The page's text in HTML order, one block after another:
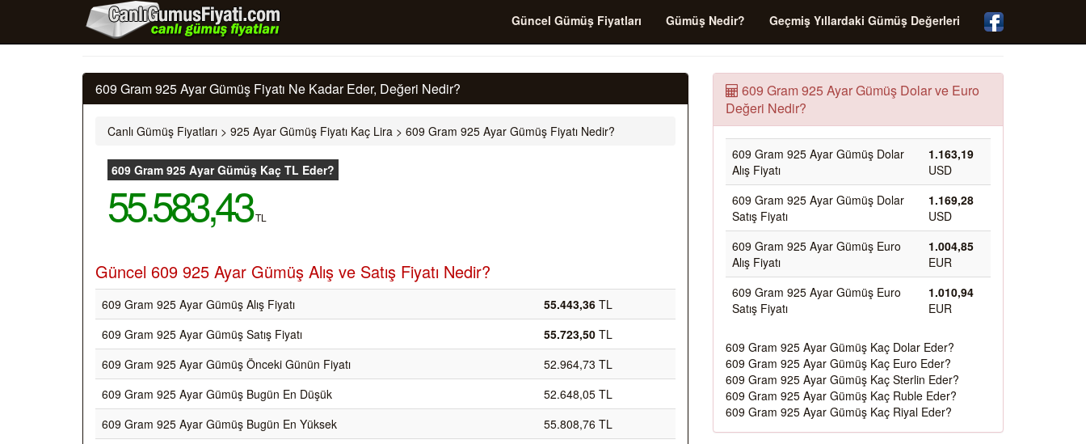
Güncel Gümüş Fiyatları Gümüş Nedir? Geçmiş Yıllardaki Gümüş Değerleri
609 Gram 925 Ayar Gümüş Fiyatı Ne Kadar Eder, Değeri Nedir?
Canlı Gümüş Fiyatları > 925 Ayar Gümüş Fiyatı Kaç Lira > 609 Gram 925 Ayar Gümüş Fiyatı Nedir?
609 Gram 925 Ayar Gümüş Kaç TL Eder?
55.583,43 TL
Güncel 609 925 Ayar Gümüş Alış ve Satış Fiyatı Nedir?
609 Gram 925 Ayar Gümüş Alış Fiyatı 55.443,36 TL
609 Gram 925 Ayar Gümüş Satış Fiyatı
55.723,50 TL
609 Gram 925 Ayar Gümüş Önceki Günün Fiyatı
52.964,73 TL
609 Gram 925 Ayar Gümüş Bugün En Düşük
52.648,05 TL
609 Gram 925 Ayar Gümüş Bugün En Yüksek
55.808,76 TL
609 Gram 925 Ayar Gümüş Dolar ve Euro
Değeri Nedir?
609 Gram 925 Ayar Gümüş Dolar
Alış Fiyatı
1.163,19
USD
609 Gram 925 Ayar Gümüş Dolar
Satış Fiyatı
1.169,28
USD
609 Gram 925 Ayar Gümüş Euro
Alış Fiyatı
1.004,85
EUR
609 Gram 925 Ayar Gümüş Euro
Satış Fiyatı
1.010,94
EUR
609 Gram 925 Ayar Gümüş Kaç Dolar Eder?
609 Gram 925 Ayar Gümüş Kaç Euro Eder?
609 Gram 925 Ayar Gümüş Kaç Sterlin Eder?
609 Gram 925 Ayar Gümüş Kaç Ruble Eder?
609 Gram 925 Ayar Gümüş Kaç Riyal Eder?